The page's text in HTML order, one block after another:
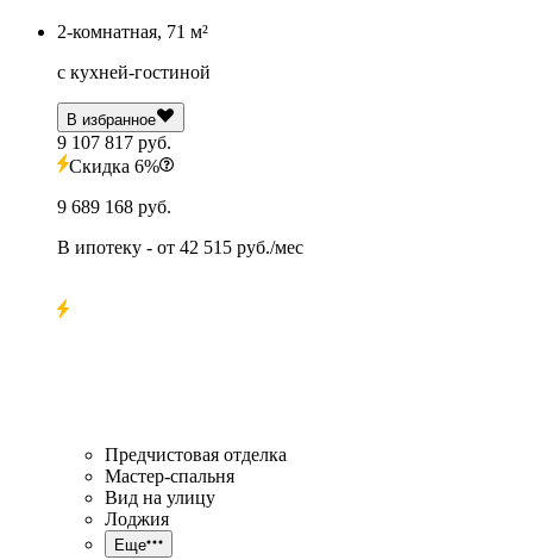
2-комнатная, 71 м²
с кухней-гостиной
В избранное
9 107 817 руб.
Скидка 6%
9 689 168 руб.
В ипотеку - от 42 515 руб./мес
Предчистовая отделка
Мастер-спальня
Вид на улицу
Лоджия
Еще